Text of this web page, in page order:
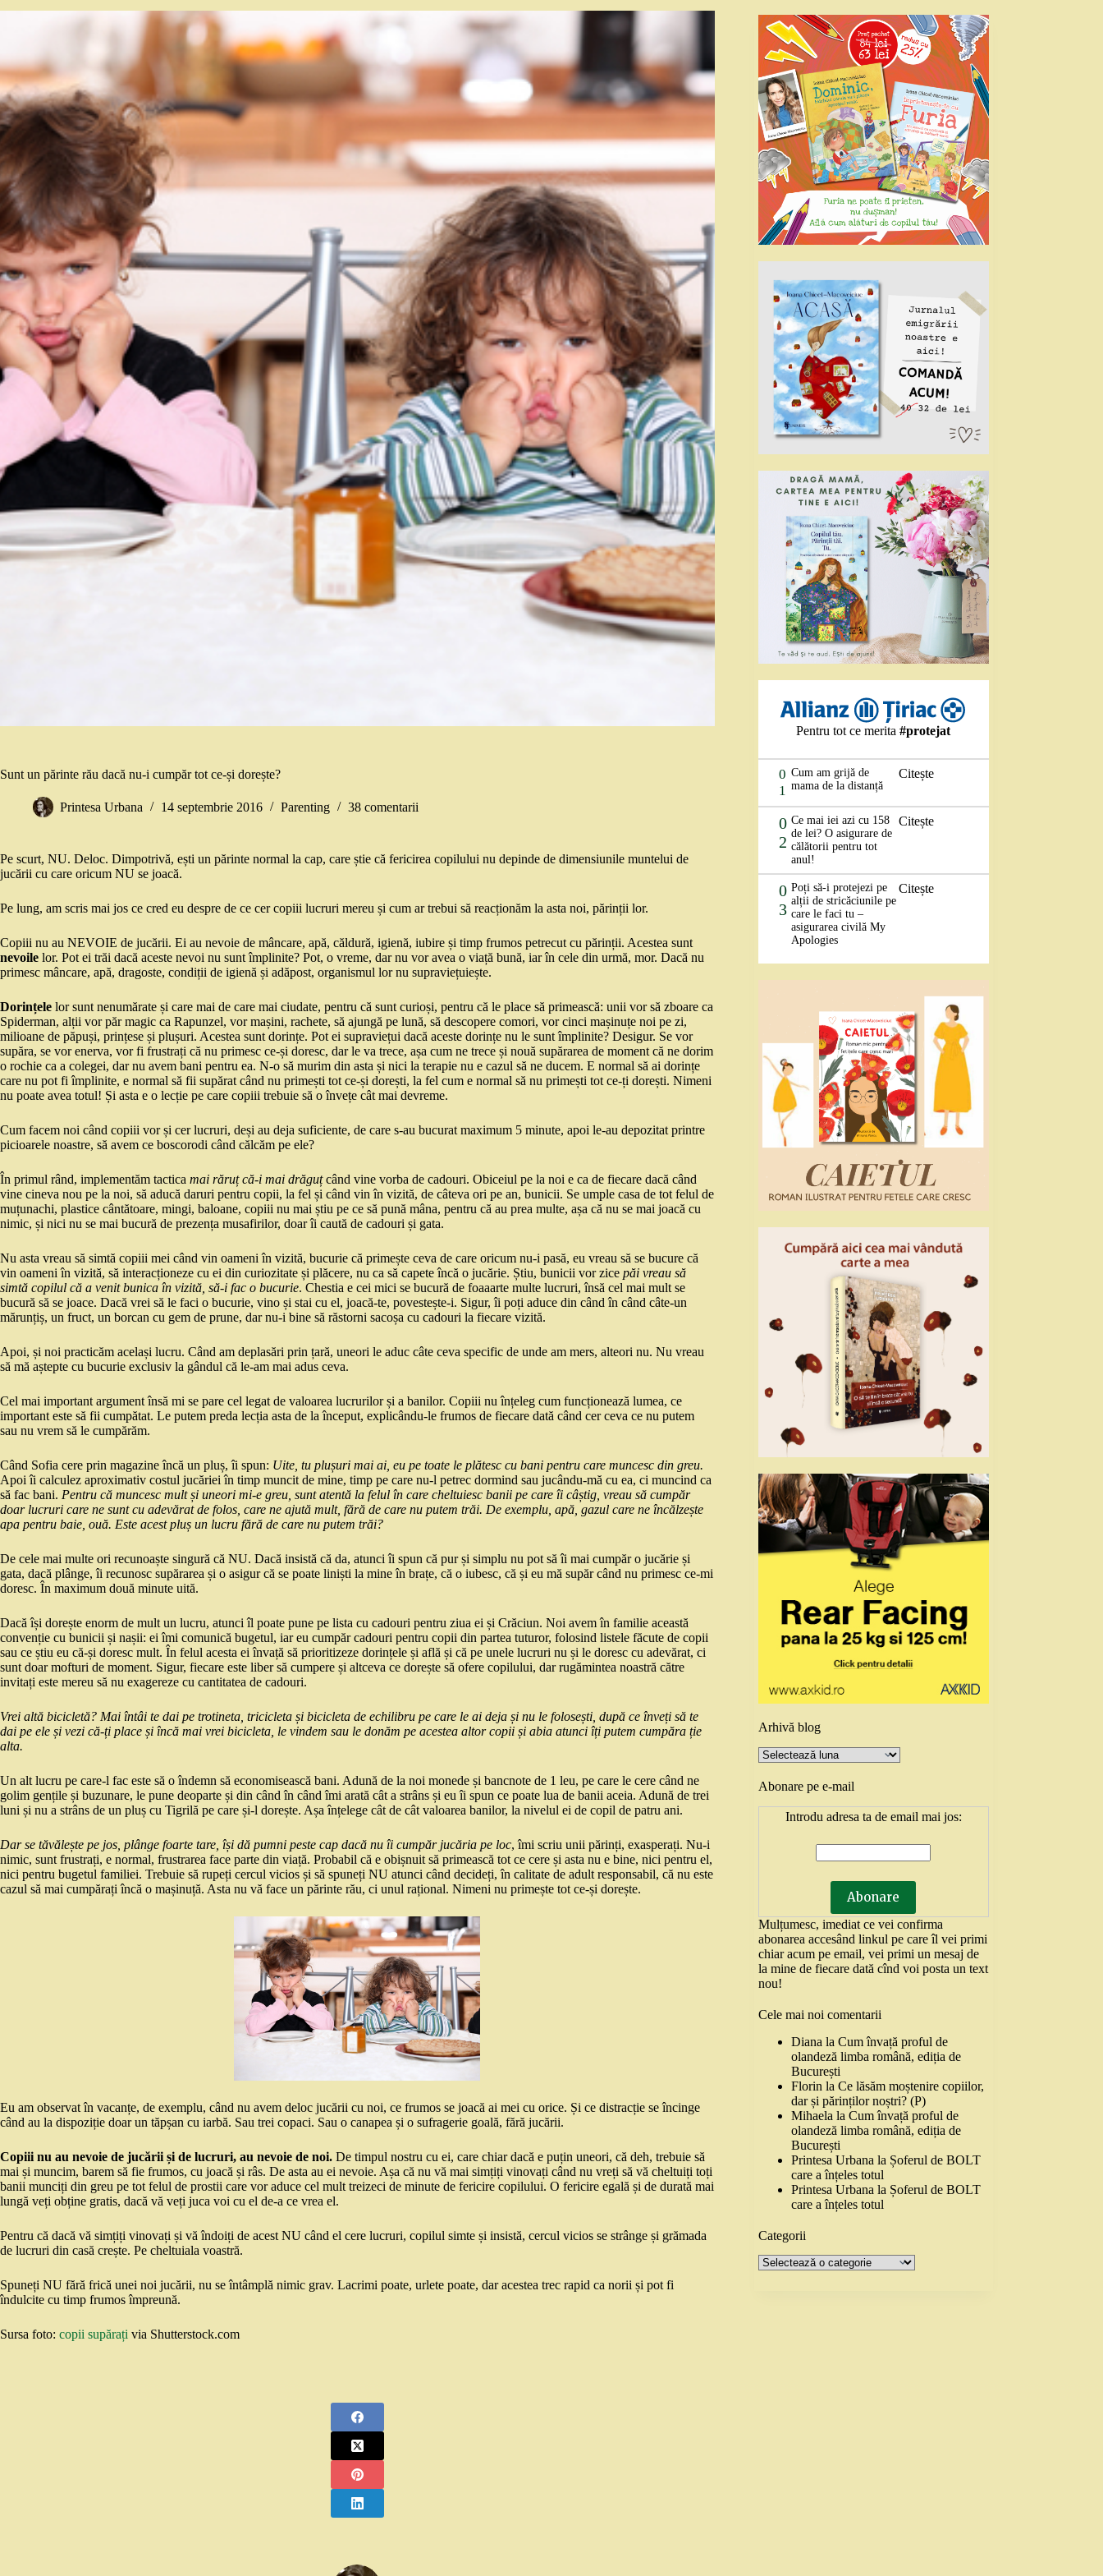
Sunt un părinte rău dacă nu-i cumpăr tot ce-și dorește?
Printesa Urbana 14 septembrie 2016 Parenting 38 comentarii
Pe scurt, NU. Deloc. Dimpotrivă, ești un părinte normal la cap, care știe că fericirea copilului nu depinde de dimensiunile muntelui de
jucării cu care oricum NU se joacă.
Pe lung, am scris mai jos ce cred eu despre de ce cer copiii lucruri mereu și cum ar trebui să reacționăm la asta noi, părinții lor.
Copiii nu au NEVOIE de jucării. Ei au nevoie de mâncare, apă, căldură, igienă, iubire și timp frumos petrecut cu părinții. Acestea sunt
nevoile lor. Pot ei trăi dacă aceste nevoi nu sunt împlinite? Pot, o vreme, dar nu vor avea o viață bună, iar în cele din urmă, mor. Dacă nu
primesc mâncare, apă, dragoste, condiții de igienă și adăpost, organismul lor nu supraviețuiește.
Dorințele lor sunt nenumărate și care mai de care mai ciudate, pentru că sunt curioși, pentru că le place să primească: unii vor să zboare ca
Spiderman, alții vor păr magic ca Rapunzel, vor mașini, rachete, să ajungă pe lună, să descopere comori, vor cinci mașinuțe noi pe zi,
milioane de păpuși, prințese și plușuri. Acestea sunt dorințe. Pot ei supraviețui dacă aceste dorințe nu le sunt împlinite? Desigur. Se vor
supăra, se vor enerva, vor fi frustrați că nu primesc ce-și doresc, dar le va trece, așa cum ne trece și nouă supărarea de moment că ne dorim
o rochie ca a colegei, dar nu avem bani pentru ea. N-o să murim din asta și nici la terapie nu e cazul să ne ducem. E normal să ai dorințe
care nu pot fi împlinite, e normal să fii supărat când nu primești tot ce-și dorești, la fel cum e normal să nu primești tot ce-ți dorești. Nimeni
nu poate avea totul! Și asta e o lecție pe care copiii trebuie să o învețe cât mai devreme.
Cum facem noi când copiii vor și cer lucruri, deși au deja suficiente, de care s-au bucurat maximum 5 minute, apoi le-au depozitat printre
picioarele noastre, să avem ce boscorodi când călcăm pe ele?
În primul rând, implementăm tactica mai răruț că-i mai drăguțcând vine vorba de cadouri. Obiceiul pe la noi e ca de fiecare dacă când
vine cineva nou pe la noi, să aducă daruri pentru copii, la fel și când vin în vizită, de câteva ori pe an, bunicii. Se umple casa de tot felul de
muțunachi, plastice cântătoare, mingi, baloane, copiii nu mai știu pe ce să pună mâna, pentru că au prea multe, așa că nu se mai joacă cu
nimic, și nici nu se mai bucură de prezența musafirilor, doar îi caută de cadouri și gata.
Nu asta vreau să simtă copiii mei când vin oameni în vizită, bucurie că primește ceva de care oricum nu-i pasă, eu vreau să se bucure că
vin oameni în vizită, să interacționeze cu ei din curiozitate și plăcere, nu ca să capete încă o jucărie. Știu, bunicii vor zice păi vreau să
simtă copilul că a venit bunica în vizită, să-i fac o bucurie. Chestia e cei mici se bucură de foaaarte multe lucruri, însă cel mai mult se
bucură să se joace. Dacă vrei să le faci o bucurie, vino și stai cu el, joacă-te, povestește-i. Sigur, îi poți aduce din când în când câte-un
mărunțiș, un fruct, un borcan cu gem de prune, dar nu-i bine să răstorni sacoșa cu cadouri la fiecare vizită.
Apoi, și noi practicăm același lucru. Când am deplasări prin țară, uneori le aduc câte ceva specific de unde am mers, alteori nu. Nu vreau
să mă aștepte cu bucurie exclusiv la gândul că le-am mai adus ceva.
Cel mai important argument însă mi se pare cel legat de valoarea lucrurilor și a banilor. Copiii nu înțeleg cum funcționează lumea, ce
important este să fii cumpătat. Le putem preda lecția asta de la început, explicându-le frumos de fiecare dată când cer ceva ce nu putem
sau nu vrem să le cumpărăm.
Când Sofia cere prin magazine încă un pluș, îi spun: Uite, tu plușuri mai ai, eu pe toate le plătesc cu bani pentru care muncesc din greu.
Apoi îi calculez aproximativ costul jucăriei în timp muncit de mine, timp pe care nu-l petrec dormind sau jucându-mă cu ea, ci muncind ca
să fac bani. Pentru că muncesc mult și uneori mi-e greu, sunt atentă la felul în care cheltuiesc banii pe care îi câștig, vreau să cumpăr
doar lucruri care ne sunt cu adevărat de folos, care ne ajută mult, fără de care nu putem trăi. De exemplu, apă, gazul care ne încălzește
apa pentru baie, ouă. Este acest pluș un lucru fără de care nu putem trăi?
De cele mai multe ori recunoaște singură că NU. Dacă insistă că da, atunci îi spun că pur și simplu nu pot să îi mai cumpăr o jucărie și
gata, dacă plânge, îi recunosc supărarea și o asigur că se poate liniști la mine în brațe, că o iubesc, că și eu mă supăr când nu primesc ce-mi
doresc. În maximum două minute uită.
Dacă își dorește enorm de mult un lucru, atunci îl poate pune pe lista cu cadouri pentru ziua ei și Crăciun. Noi avem în familie această
convenție cu bunicii și nașii: ei îmi comunică bugetul, iar eu cumpăr cadouri pentru copii din partea tuturor, folosind listele făcute de copii
sau ce știu eu că-și doresc mult. În felul acesta ei învață să prioritizeze dorințele și află și că pe unele lucruri nu și le doresc cu adevărat, ci
sunt doar mofturi de moment. Sigur, fiecare este liber să cumpere și altceva ce dorește să ofere copilului, dar rugămintea noastră către
invitați este mereu să nu exagereze cu cantitatea de cadouri.
Vrei altă bicicletă? Mai întâi te dai pe trotineta, tricicleta și bicicleta de echilibru pe care le ai deja și nu le folosești, după ce înveți să te
dai pe ele și vezi că-ți place și încă mai vrei bicicleta, le vindem sau le donăm pe acestea altor copii și abia atunci îți putem cumpăra ție
alta.
Un alt lucru pe care-l fac este să o îndemn să economisească bani. Adună de la noi monede și bancnote de 1 leu, pe care le cere când ne
golim gențile și buzunare, le pune deoparte și din când în când îmi arată cât a strâns și eu îi spun ce poate lua de banii aceia. Adună de trei
luni și nu a strâns de un pluș cu Tigrilă pe care și-l dorește. Așa înțelege cât de cât valoarea banilor, la nivelul ei de copil de patru ani.
Dar se tăvălește pe jos, plânge foarte tare, își dă pumni peste cap dacă nu îi cumpăr jucăria pe loc, îmi scriu unii părinți, exasperați. Nu-i
nimic, sunt frustrați, e normal, frustrarea face parte din viață. Probabil că e obișnuit să primească tot ce cere și asta nu e bine, nici pentru el,
nici pentru bugetul familiei. Trebuie să rupeți cercul vicios și să spuneți NU atunci când decideți, în calitate de adult responsabil, că nu este
cazul să mai cumpărați încă o mașinuță. Asta nu vă face un părinte rău, ci unul rațional. Nimeni nu primește tot ce-și dorește.
Eu am observat în vacanțe, de exemplu, când nu avem deloc jucării cu noi, ce frumos se joacă ai mei cu orice. Și ce distracție se încinge
când au la dispoziție doar un tăpșan cu iarbă. Sau trei copaci. Sau o canapea și o sufragerie goală, fără jucării.
Copiii nu au nevoie de jucării și de lucruri, au nevoie de noi. De timpul nostru cu ei, care chiar dacă e puțin uneori, că deh, trebuie să
mai și muncim, barem să fie frumos, cu joacă și râs. De asta au ei nevoie. Așa că nu vă mai simțiți vinovați când nu vreți să vă cheltuiți toți
banii munciți din greu pe tot felul de prostii care vor aduce cel mult treizeci de minute de fericire copilului. O fericire egală și de durată mai
lungă veți obține gratis, dacă vă veți juca voi cu el de-a ce vrea el.
Pentru că dacă vă simțiți vinovați și vă îndoiți de acest NU când el cere lucruri, copilul simte și insistă, cercul vicios se strânge și grămada
de lucruri din casă crește. Pe cheltuiala voastră.
Spuneți NU fără frică unei noi jucării, nu se întâmplă nimic grav. Lacrimi poate, urlete poate, dar acestea trec rapid ca norii și pot fi
îndulcite cu timp frumos împreună.
Sursa foto: copii supărați via Shutterstock.com
Pentru tot ce merita#protejat
0
1
Cum am grijă de
mama de la distanță
Citește
0
2
Ce mai iei azi cu 158
de lei? O asigurare de
călătorii pentru tot
anul!
Citește
0
3
Poți să-i protejezi pe
alții de stricăciunile pe
care le faci tu –
asigurarea civilă My
Apologies
Citește
Arhivă blog
Arhivă
blog
Abonare pe e-mail
Introdu adresa ta de email mai jos:
Mulțumesc, imediat ce vei confirma
abonarea accesând linkul pe care îl vei primi
chiar acum pe email, vei primi un mesaj de
la mine de fiecare dată cînd voi posta un text
nou!
Cele mai noi comentarii
Diana laCum învață proful de
olandeză limba română, ediția de
București
Florin laCe lăsăm moștenire copiilor,
dar și părinților noștri? (P)
Mihaela laCum învață proful de
olandeză limba română, ediția de
București
Printesa Urbana la Șoferul de BOLT
care a înțeles totul
Printesa Urbana la Șoferul de BOLT
care a înțeles totul
Categorii
Categorii